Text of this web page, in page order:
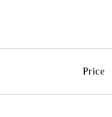
Price